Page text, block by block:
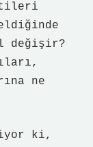
değişir?
ne
ki,